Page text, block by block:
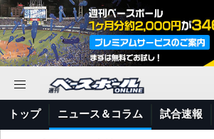
トップ ニュース＆コラム 試合速報